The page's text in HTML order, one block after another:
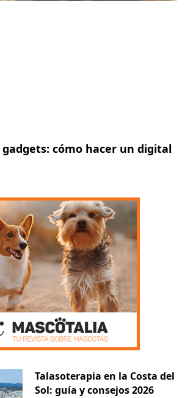
gadgets: cómo hacer un digital
Talasoterapia en la Costa del
Sol: guía y consejos 2026